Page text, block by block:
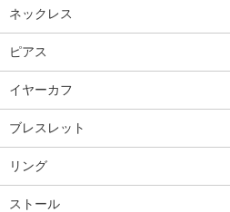
ネックレス
ピアス
イヤーカフ
ブレスレット
リング
ストール